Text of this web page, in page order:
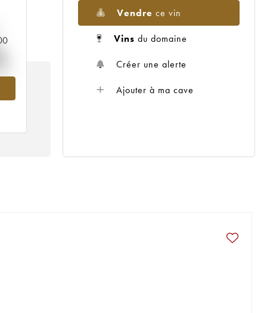
Vendre ce vin
Vins du domaine
Créer une alerte
Ajouter à ma cave